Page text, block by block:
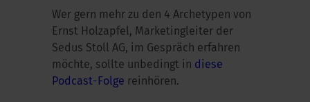
Wer gern mehr zu den 4 Archetypen von
Ernst Holzapfel, Marketingleiter der
Sedus Stoll AG, im Gespräch erfahren
möchte, sollte unbedingt in diese
Podcast-Folge reinhören.